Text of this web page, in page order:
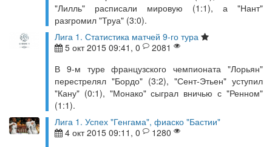
"Лилль" расписали мировую (1:1), а "Нант"
разгромил "Труа" (3:0).
Лига 1. Статистика матчей 9-го тура
5 окт 2015 09:41, 0
2081
В 9-м туре французского чемпионата "Лорьян"
перестрелял "Бордо" (3:2), "Сент-Этьен" уступил
"Кану" (0:1), "Монако" сыграл вничью с "Ренном"
(1:1).
Лига 1. Успех "Генгама", фиаско "Бастии"
4 окт 2015 09:11, 0
1280